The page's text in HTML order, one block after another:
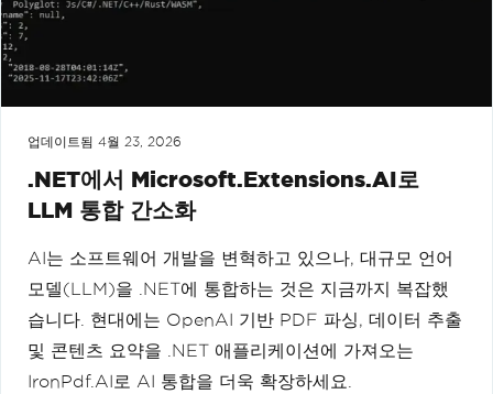
업데이트됨 4월 23, 2026
.NET에서 Microsoft.Extensions.AI로
LLM 통합 간소화
AI는 소프트웨어 개발을 변혁하고 있으나, 대규모 언어
모델(LLM)을 .NET에 통합하는 것은 지금까지 복잡했
습니다. 현대에는 OpenAI 기반 PDF 파싱, 데이터 추출
및 콘텐츠 요약을 .NET 애플리케이션에 가져오는
IronPdf.AI로 AI 통합을 더욱 확장하세요.